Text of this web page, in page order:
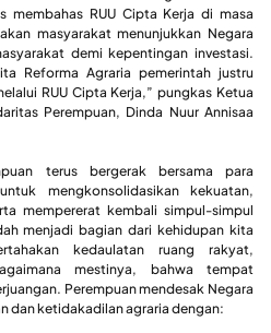
membahas RUU Cipta Kerja di masa
masyarakat menunjukkan Negara
demi kepentingan investasi.
Reforma Agraria pemerintah justru
RUU Cipta Kerja,” pungkas Ketua
Perempuan, Dinda Nuur Annisaa
terus bergerak bersama para
mengkonsolidasikan kekuatan,
mempererat kembali simpul-simpul
menjadi bagian dari kehidupan kita
kedaulatan ruang rakyat,
mestinya, bahwa tempat
Perempuan mendesak Negara
dan ketidakadilan agraria dengan: